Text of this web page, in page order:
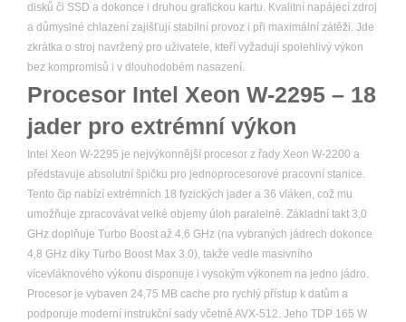
disků či SSD a dokonce i druhou grafickou kartu. Kvalitní napájecí zdroj
a důmyslné chlazení zajišťují stabilní provoz i při maximální zátěži. Jde
zkrátka o stroj navržený pro uživatele, kteří vyžadují spolehlivý výkon
bez kompromisů i v dlouhodobém nasazení.
Procesor Intel Xeon W-2295 – 18
jader pro extrémní výkon
Intel Xeon W-2295 je nejvýkonnější procesor z řady Xeon W-2200 a
představuje absolutní špičku pro jednoprocesorové pracovní stanice.
Tento čip nabízí extrémních 18 fyzických jader a 36 vláken, což mu
umožňuje zpracovávat velké objemy úloh paralelně. Základní takt 3,0
GHz doplňuje Turbo Boost až 4,6 GHz (na vybraných jádrech dokonce
4,8 GHz díky Turbo Boost Max 3.0), takže vedle masivního
vícevláknového výkonu disponuje i vysokým výkonem na jedno jádro.
Procesor je vybaven 24,75 MB cache pro rychlý přístup k datům a
podporuje moderní instrukční sady včetně AVX-512. Jeho TDP 165 W